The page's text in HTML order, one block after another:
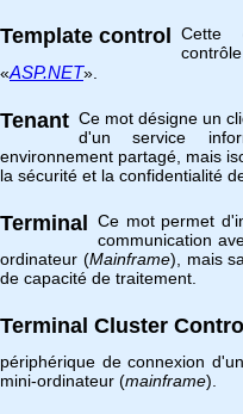
Template control Cette
«ASP.NET».
Tenant Ce mot désigne un
d'un service
environnement partagé, mais
la sécurité et la confidentialité
Terminal Ce mot permet
communication
ordinateur (Mainframe), mais
de capacité de traitement.
Terminal Cluster
périphérique de connexion
mini-ordinateur (mainframe).